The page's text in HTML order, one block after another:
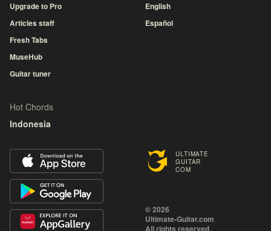
ULTIMATE
GUITAR
COM
© 2026
Ultimate-Guitar.com
All rights reserved
Upgrade to Pro
Articles staff
Fresh Tabs
MuseHub
Guitar tuner
English
Español
Hot Chords
Indonesia